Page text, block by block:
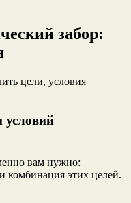
забор:
цели, условия
условий
вам нужно:
комбинация этих целей.